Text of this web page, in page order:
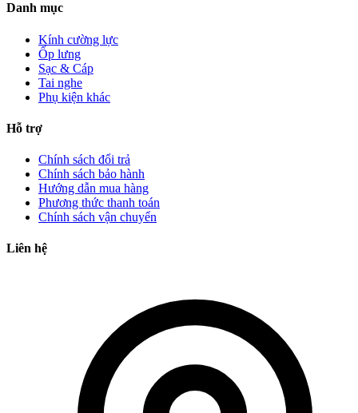
Danh mục
Kính cường lực
Ốp lưng
Sạc & Cáp
Tai nghe
Phụ kiện khác
Hỗ trợ
Chính sách đổi trả
Chính sách bảo hành
Hướng dẫn mua hàng
Phương thức thanh toán
Chính sách vận chuyển
Liên hệ